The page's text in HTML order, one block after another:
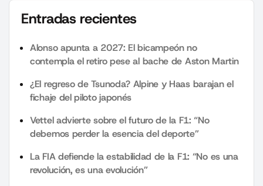
Entradas recientes
Alonso apunta a 2027: El bicampeón no
contempla el retiro pese al bache de Aston Martin
¿El regreso de Tsunoda? Alpine y Haas barajan el
fichaje del piloto japonés
Vettel advierte sobre el futuro de la F1: “No
debemos perder la esencia del deporte”
La FIA defiende la estabilidad de la F1: “No es una
revolución, es una evolución”